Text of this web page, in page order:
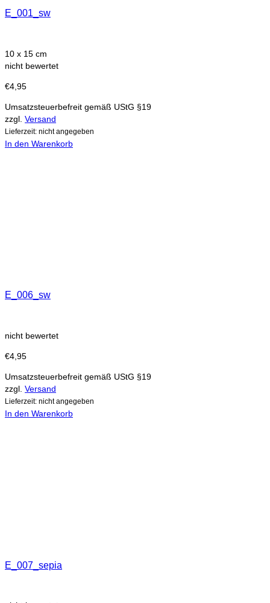
E_001_sw
10 x 15 cm
nicht bewertet
€4,95
Umsatzsteuerbefreit gemäß UStG §19
zzgl. Versand
Lieferzeit: nicht angegeben
In den Warenkorb
E_006_sw
nicht bewertet
€4,95
Umsatzsteuerbefreit gemäß UStG §19
zzgl. Versand
Lieferzeit: nicht angegeben
In den Warenkorb
E_007_sepia